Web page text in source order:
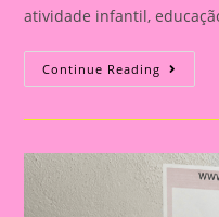
atividade infantil,
Continue Reading Post
7:
Do
–
O
Do